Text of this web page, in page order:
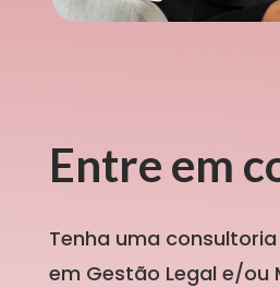
Entre em
Tenha uma
em Gestão Legal e/ou